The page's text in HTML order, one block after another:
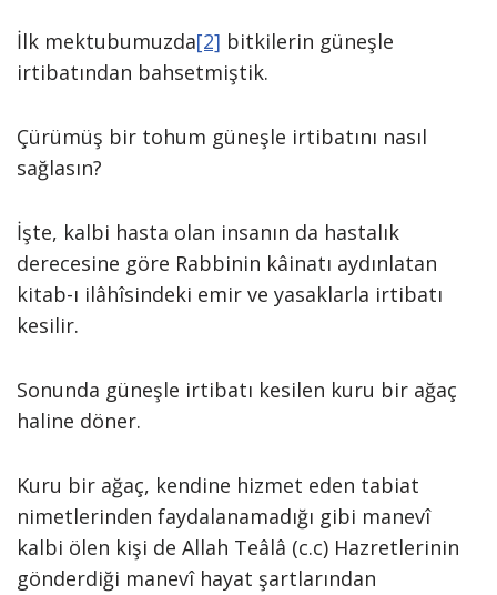
İlk mektubumuzda[2] bitkilerin güneşle
irtibatından bahsetmiştik.
Çürümüş bir tohum güneşle irtibatını nasıl
sağlasın?
İşte, kalbi hasta olan insanın da hastalık
derecesine göre Rabbinin kâinatı aydınlatan
kitab-ı ilâhîsindeki emir ve yasaklarla irtibatı
kesilir.
Sonunda güneşle irtibatı kesilen kuru bir ağaç
haline döner.
Kuru bir ağaç, kendine hizmet eden tabiat
nimetlerinden faydalanamadığı gibi manevî
kalbi ölen kişi de Allah Teâlâ (c.c) Hazretlerinin
gönderdiği manevî hayat şartlarından